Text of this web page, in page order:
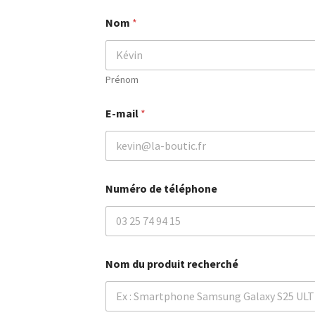
Nom *
Prénom
E-mail *
Numéro de téléphone
Nom du produit recherché